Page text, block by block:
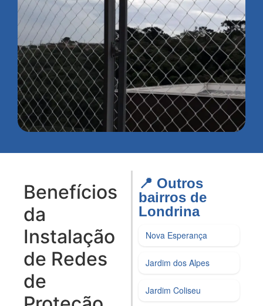
Benefícios
da
Instalação
de Redes
de
📍 Outros
bairros de
Londrina​
Nova Esperança
Jardim dos Alpes
Jardim Coliseu